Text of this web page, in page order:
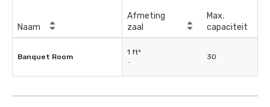
Naam
Afmeting
zaal
Max.
capaciteit
Banquet Room
1 ft²
-
30